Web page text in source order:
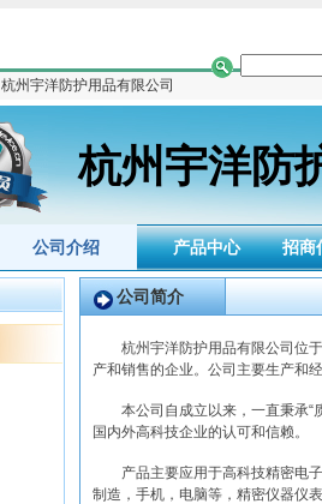
杭州宇洋防护用品有限公司
杭州宇洋防
公司介绍 产品中心 招商
公司简介
杭州宇洋防护用品有限公司位于
产和销售的企业。公司主要生产和
本公司自成立以来，一直秉承“质
国内外高科技企业的认可和信赖。
产品主要应用于高科技精密电子
制造，手机，电脑等，精密仪器仪